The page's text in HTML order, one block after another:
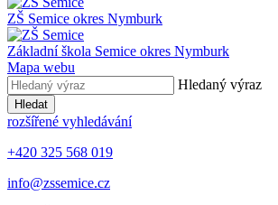
ZŠ Semice okres Nymburk
Základní škola Semice okres Nymburk
Mapa webu
Hledaný výraz
Hledat
rozšířené vyhledávání
+420 325 568 019
info@zssemice.cz